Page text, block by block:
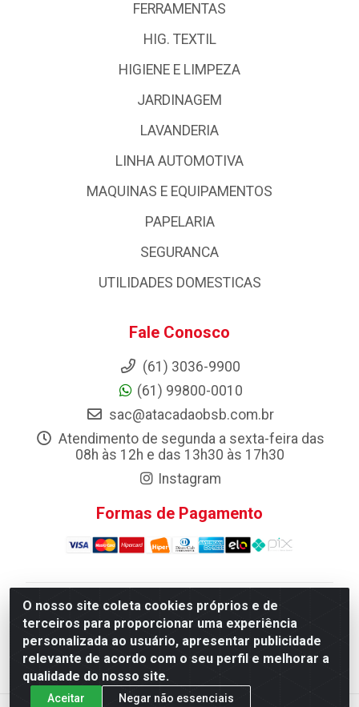
O nosso site coleta cookies próprios e de
terceiros para proporcionar uma experiência
personalizada ao usuário, apresentar publicidade
relevante de acordo com o seu perfil e melhorar a
qualidade do nosso site.
Aceitar Negar não essenciais
FERRAMENTAS
HIG. TEXTIL
HIGIENE E LIMPEZA
JARDINAGEM
LAVANDERIA
LINHA AUTOMOTIVA
MAQUINAS E EQUIPAMENTOS
PAPELARIA
SEGURANCA
UTILIDADES DOMESTICAS
Fale Conosco
(61) 3036-9900
(61) 99800-0010
sac@atacadaobsb.com.br
Atendimento de segunda a sexta-feira das
08h às 12h e das 13h30 às 17h30
Instagram
Formas de Pagamento
Atacadao da Limpeza F. Pereira Queiroz Comercio e
Distribuicao LTDA - Quadra Qi 10 Lotes 39 e, 41 - Setor
Industrial (Taguatinga), Brasília/DF - CEP 72.135-100 -
CNPJ 13.184.675/0001-80